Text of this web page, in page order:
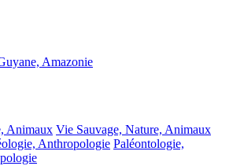
Amazonie
Animaux Vie Sauvage, Nature, Animaux
Anthropologie Paléontologie,